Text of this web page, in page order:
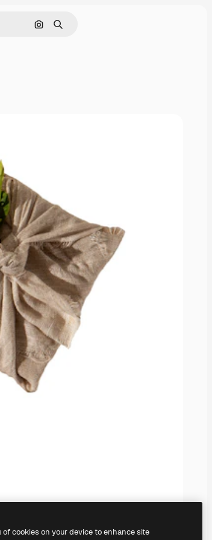
Nach Bild suchen
Suchen
cookies on your device to enhance site